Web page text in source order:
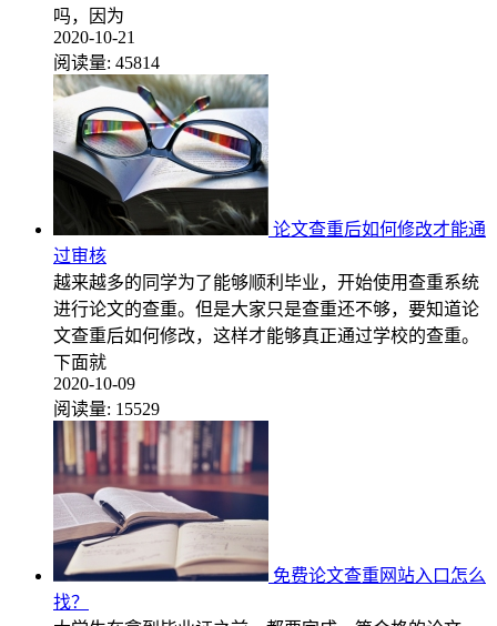
吗，因为
2020-10-21
阅读量: 45814
论文查重后如何修改才能通
过审核
越来越多的同学为了能够顺利毕业，开始使用查重系统
进行论文的查重。但是大家只是查重还不够，要知道论
文查重后如何修改，这样才能够真正通过学校的查重。
下面就
2020-10-09
阅读量: 15529
免费论文查重网站入口怎么
找？